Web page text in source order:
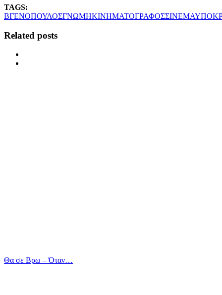
TAGS:
ΒΓΕΝΟΠΟΥΛΟΣΓΝΩΜΗΚΙΝΗΜΑΤΟΓΡΑΦΟΣΣΙΝΕΜΑ
Related posts
Θα σε Βρω – Όταν…